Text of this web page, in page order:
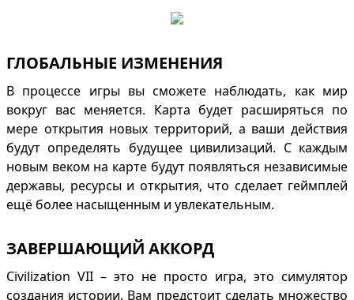
ГЛОБАЛЬНЫЕ ИЗМЕНЕНИЯ
В процессе игры вы сможете наблюдать, как мир
вокруг вас меняется. Карта будет расширяться по
мере открытия новых территорий, а ваши действия
будут определять будущее цивилизаций. С каждым
новым веком на карте будут появляться независимые
державы, ресурсы и открытия, что сделает геймплей
ещё более насыщенным и увлекательным.
ЗАВЕРШАЮЩИЙ АККОРД
Civilization VII – это не просто игра, это симулятор
создания истории. Вам предстоит сделать множество